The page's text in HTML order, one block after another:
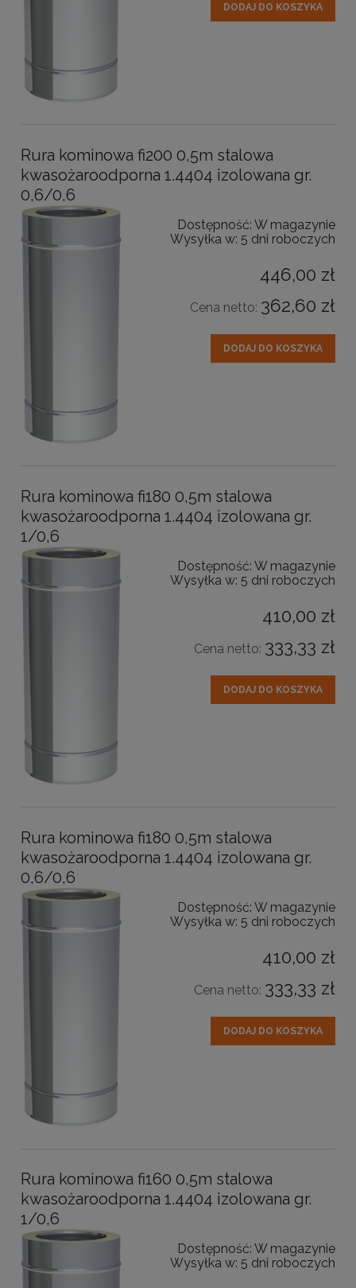
DODAJ DO KOSZYKA
Rura kominowa fi200 0,5m stalowa
kwasożaroodporna 1.4404 izolowana gr.
0,6/0,6
Dostępność: W magazynie
Wysyłka w: 5 dni roboczych
446,00 zł
Cena netto: 362,60 zł
DODAJ DO KOSZYKA
Rura kominowa fi180 0,5m stalowa
kwasożaroodporna 1.4404 izolowana gr.
1/0,6
Dostępność: W magazynie
Wysyłka w: 5 dni roboczych
410,00 zł
Cena netto: 333,33 zł
DODAJ DO KOSZYKA
Rura kominowa fi180 0,5m stalowa
kwasożaroodporna 1.4404 izolowana gr.
0,6/0,6
Dostępność: W magazynie
Wysyłka w: 5 dni roboczych
410,00 zł
Cena netto: 333,33 zł
DODAJ DO KOSZYKA
Rura kominowa fi160 0,5m stalowa
kwasożaroodporna 1.4404 izolowana gr.
1/0,6
Dostępność: W magazynie
Wysyłka w: 5 dni roboczych